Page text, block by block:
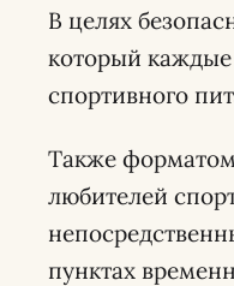
В целях
который
спортивного
Также
любителей
пунктах